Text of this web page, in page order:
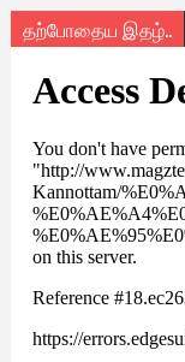
தற்போதைய இதழ்..